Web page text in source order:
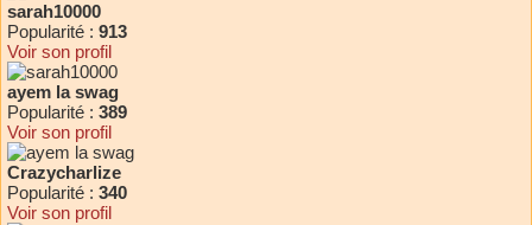
sarah10000
Popularité : 913
Voir son profil
ayem la swag
Popularité : 389
Voir son profil
Crazycharlize
Popularité : 340
Voir son profil